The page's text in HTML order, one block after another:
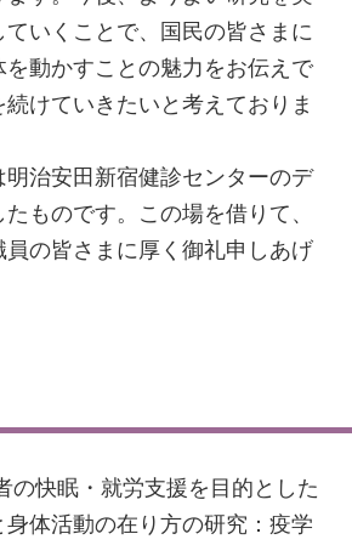
いくことで、国民の皆さまに
動かすことの魅力をお伝えで
けていきたいと考えておりま
治安田新宿健診センターのデ
ものです。この場を借りて、
員の皆さまに厚く御礼申しあげ
の快眠・就労支援を目的とした
体活動の在り方の研究：疫学